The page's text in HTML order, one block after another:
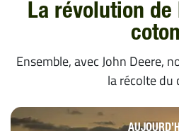
La révolution
Ensemble, avec John Deere,
la récolte du